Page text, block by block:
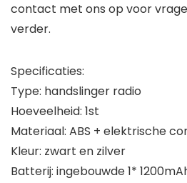
contact met ons op voor
verder.
Specificaties:
Type: handslinger radio
Hoeveelheid: 1st
Materiaal: ABS + elektrische
Kleur: zwart en zilver
Batterij: ingebouwde 1*